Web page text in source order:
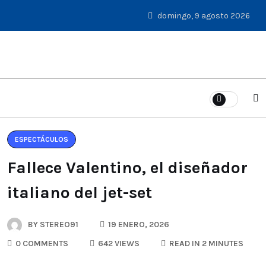
domingo, 9 agosto 2026
ESPECTÁCULOS
Fallece Valentino, el diseñador
italiano del jet-set
BY STEREO91
19 ENERO, 2026
0 COMMENTS
642 VIEWS READ IN 2 MINUTES